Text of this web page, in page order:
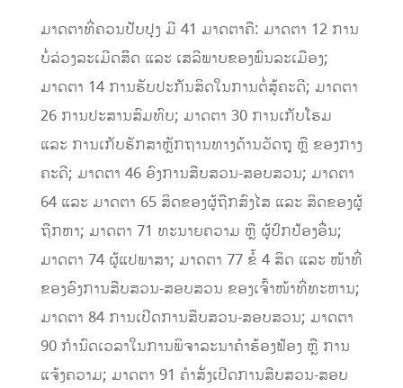
ມາດຕາທີ່ຄວນປັບປຸງ ມີ 41 ມາດຕາຄື: ມາດຕາ 12 ການ
ບໍ່ລ່ວງລະເມີດສິິດ ແລະ ເສລີພາບຂອງພົນລະເມືອງ;
ມາດຕາ 14 ການຮັບປະກັນສິດໃນການຕໍ່ສູ້ຄະດີ; ມາດຕາ
26 ການປະສານສົມທົບ; ມາດຕາ 30 ການເກັບໂຮມ
ແລະ ການເກັບຮັກສາຫຼັກຖານທາງດ້ານວັດຖຸ ຫຼື ຂອງກາງ
ຄະດີ; ມາດຕາ 46 ອົງການສືບສວນ-ສອບສວນ; ມາດຕາ
64 ແລະ ມາດຕາ 65 ສິດຂອງຜູ້ຖືກສົງໄສ ແລະ ສິດຂອງຜູ້
ຖືກຫາ; ມາດຕາ 71 ທະນາຍຄວາມ ຫຼື ຜູ້ປົກປ້ອງອື່ນ;
ມາດຕາ 74 ຜູ້ແປພາສາ; ມາດຕາ 77 ຂໍ້ 4 ສິດ ແລະ ໜ້າທີ່
ຂອງອົງການສືບສວນ-ສອບສວນ ຂອງເຈົ້າໜ້າທີ່ທະຫານ;
ມາດຕາ 84 ການເປີດການສືບສວນ-ສອບສວນ; ມາດຕາ
90 ກໍານົດເວລາໃນການພິຈາລະນາຄໍາຮ້ອງຟ້ອງ ຫຼື ການ
ແຈ້ງຄວາມ; ມາດຕາ 91 ຄໍາສັ່ງເປີດການສືບສວນ-ສອບ